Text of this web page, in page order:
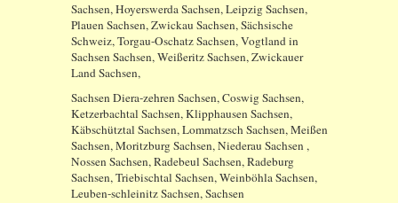
Sachsen, Hoyerswerda Sachsen, Leipzig Sachsen,
Plauen Sachsen, Zwickau Sachsen, Sächsische
Schweiz, Torgau-Oschatz Sachsen, Vogtland in
Sachsen Sachsen, Weißeritz Sachsen, Zwickauer
Land Sachsen,
Sachsen Diera-zehren Sachsen, Coswig Sachsen,
Ketzerbachtal Sachsen, Klipphausen Sachsen,
Käbschütztal Sachsen, Lommatzsch Sachsen, Meißen
Sachsen, Moritzburg Sachsen, Niederau Sachsen ,
Nossen Sachsen, Radebeul Sachsen, Radeburg
Sachsen, Triebischtal Sachsen, Weinböhla Sachsen,
Leuben-schleinitz Sachsen, Sachsen